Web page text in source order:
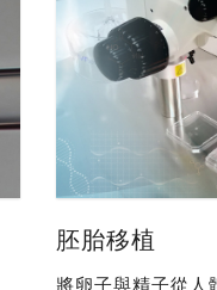
胚胎移植
將卵子與精子從人